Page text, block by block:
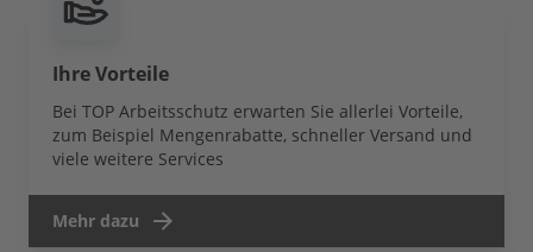
Ihre Vorteile
Bei TOP Arbeitsschutz erwarten Sie allerlei Vorteile,
zum Beispiel Mengenrabatte, schneller Versand und
viele weitere Services
Mehr dazu